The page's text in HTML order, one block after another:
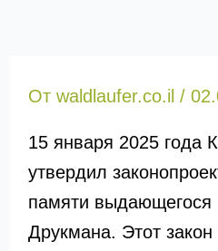
От waldlaufer.co.il /
15 января 2025 года
утвердил
памяти выдающегося
Друкмана. Этот закон